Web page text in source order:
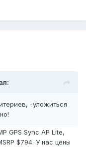
-уложиться
GPS Sync AP Lite,
$794. У нас цены